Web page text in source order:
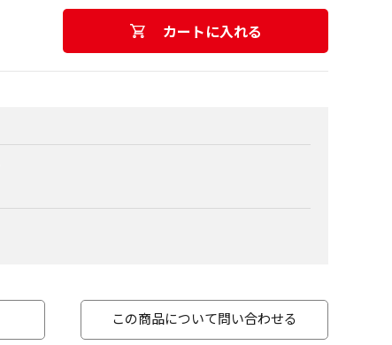
カートに入れる
この商品について問い合わせる